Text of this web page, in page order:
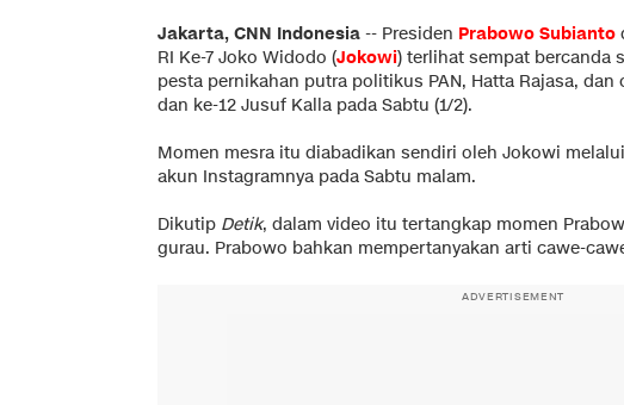
Jakarta, CNN Indonesia -- Presiden Prabowo Subianto
RI Ke-7 Joko Widodo (Jokowi) terlihat sempat bercanda
pesta pernikahan putra politikus PAN, Hatta Rajasa, dan
dan ke-12 Jusuf Kalla pada Sabtu (1/2).
Momen mesra itu diabadikan sendiri oleh Jokowi
akun Instagramnya pada Sabtu malam.
Dikutip Detik, dalam video itu tertangkap momen
gurau. Prabowo bahkan mempertanyakan arti cawe-
ADVERTISEMENT